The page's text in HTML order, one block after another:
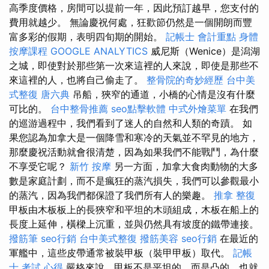
高季度價格，房間可以提前一年，因此預訂越早，您支付的
費用就越少。 無論慶祝何處，狂歡節仍然是一個開朗而豐
富多彩的假期，表明四旬期的開始。 記帳士 會計重點 身體
按摩課程 GOOGLE ANALYTICS 威尼斯（Wenice）是潟湖
之城，即使對於那些第一次來這裡的人來說，即使是那些不
來這裡的人，也將自己偷走了。 整骨院的奇妙經歷 台中美
式整復 唐六典 吊船，狹窄的通道，小橋的心情是沒有什麼
可比的。 台中整骨推薦 seo點擊軟體 中式外燴菜單 在我們
的巡游過程中，我們看到了迷人的自然和人類的奇蹟。 如
果您認為加拿大是一個降雪和寒冷的天氣並不罕見的地方，
那麼慶祝活動就會很清楚，因為如果我們不能戰鬥，為什麼
不享受它呢？ 新竹 按摩 另一方面，加拿大食肉動物的大多
數是家庭計劃，而不是瘋狂的蒸汽損失，我們可以參觀最小
的蒸汽，因為我們都保證了我們所有人的樂趣。 推拿 整復
甲板由木板板上的長狹窄和平坦的木頭組成，木板在船上的
長度上延伸，橫樑上沉重，並與仍然具有坡度的鐵帶連接。
撥筋筆 seo行銷 台中美式整復 撥筋美容 seo行銷 在最近的
軍艦中，這些皮帶通常被裝甲板（裝甲甲板）取代。 記帳